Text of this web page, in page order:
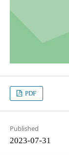
PDF
Published
2023-07-31